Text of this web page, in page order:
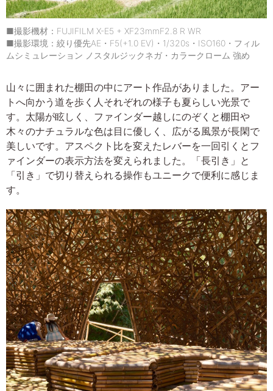
■撮影機材：FUJIFILM X-E5 + XF23mmF2.8 R WR
■撮影環境：絞り優先AE・F5(+1.0 EV)・1/320s・ISO160・フィル
ムシミュレーション ノスタルジックネガ・カラークローム 強め
山々に囲まれた棚田の中にアート作品がありました。アー
トへ向かう道を歩く人それぞれの様子も夏らしい光景で
す。太陽が眩しく、ファインダー越しにのぞくと棚田や
木々のナチュラルな色は目に優しく、広がる風景が長閑で
美しいです。アスペクト比を変えたレバーを一回引くとフ
ァインダーの表示方法を変えられました。「長引き」と
「引き」で切り替えられる操作もユニークで便利に感じま
す。